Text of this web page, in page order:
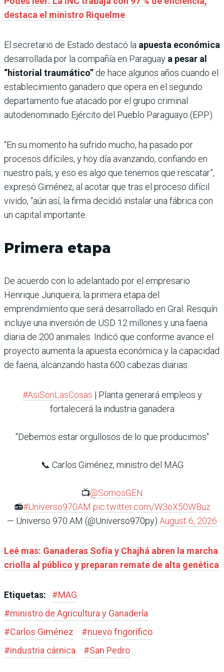
destaca el ministro Riquelme
El secretario de Estado destacó la apuesta económica
desarrollada por la compañía en Paraguay a pesar al
“historial traumático” de hace algunos años cuando el
establecimiento ganadero que opera en el segundo
departamento fue atacado por el grupo criminal
autodenominado Ejército del Pueblo Paraguayo (EPP).
“En su momento ha sufrido mucho, ha pasado por
procesos difíciles, y hoy día avanzando, confiando en
nuestro país, y eso es algo que tenemos que rescatar”,
expresó Giménez, al acotar que tras el proceso difícil
vivido, “aún así, la firma decidió instalar una fábrica con
un capital importante.
Primera etapa
De acuerdo con lo adelantado por el empresario
Henrique Junqueira, la primera etapa del
emprendimiento que será desarrollado en Gral. Resquín
incluye una inversión de USD 12 millones y una faena
diaria de 200 animales. Indicó que conforme avance el
proyecto aumenta la apuesta económica y la capacidad
de faena, alcanzando hasta 600 cabezas diarias.
#AsiSonLasCosas | Planta generará empleos y
fortalecerá la industria ganadera
"Debemos estar orgullosos de lo que producimos"
📞 Carlos Giménez, ministro del MAG
📺@SomosGEN
📻#Universo970AM pic.twitter.com/W3oX50WBuz
— Universo 970 AM (@Universo970py) August 6, 2026
Leé mas: Ganaderas Sofía y Chajhá abren la marcha
criolla al público y preparan remate de alta genética
Etiquetas: #MAG
#ministro de Agricultura y Ganadería
#Carlos Giménez #nuevo frigorífico
#industria cárnica #San Pedro